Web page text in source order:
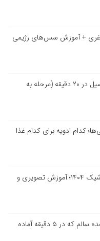
لاغری + آموزش سس‌های رژیمی
طرز تهیه اسپاگتی ایتالیایی اصیل در ۲۰ دقیقه (مرحله به
کدام ادویه برای کدام غذا
۱۰ مدل دسر یلدایی جدید و شیک ۱۴۰۴؛ آموزش تصویری و
دسر ماست و انار؛ یک میان‌وعده سالم که در ۵ دقیقه آماده